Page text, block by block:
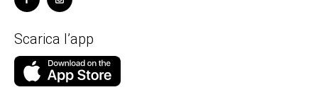
Scarica l’app